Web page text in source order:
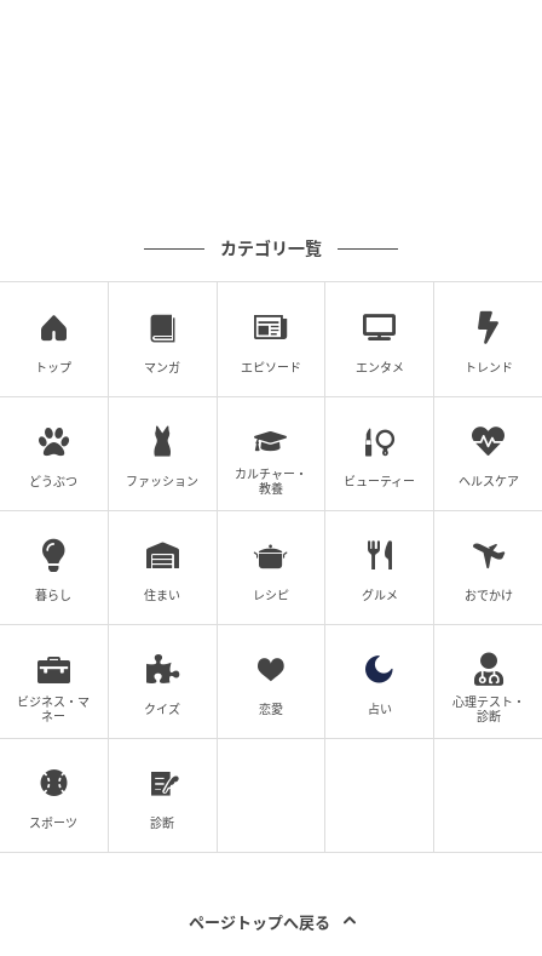
カテゴリ一覧
トップ マンガ エピソード エンタメ トレンド
どうぶつ ファッション
カルチャー・
教養
ビューティー ヘルスケア
暮らし 住まい レシピ グルメ おでかけ
ビジネス・マ
ネー
クイズ 恋愛 占い
心理テスト・
診断
スポーツ 診断
ページトップへ戻る